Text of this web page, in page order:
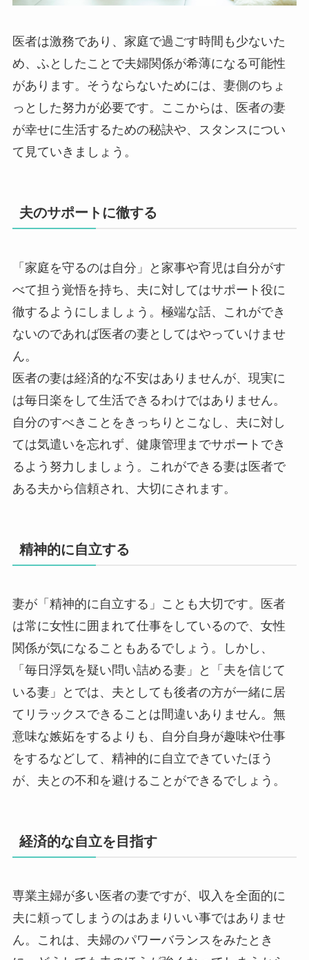
医者は激務であり、家庭で過ごす時間も少ないた
め、ふとしたことで夫婦関係が希薄になる可能性
があります。そうならないためには、妻側のちょ
っとした努力が必要です。ここからは、医者の妻
が幸せに生活するための秘訣や、スタンスについ
て見ていきましょう。
夫のサポートに徹する
「家庭を守るのは自分」と家事や育児は自分がす
べて担う覚悟を持ち、夫に対してはサポート役に
徹するようにしましょう。極端な話、これができ
ないのであれば医者の妻としてはやっていけませ
ん。
医者の妻は経済的な不安はありませんが、現実に
は毎日楽をして生活できるわけではありません。
自分のすべきことをきっちりとこなし、夫に対し
ては気遣いを忘れず、健康管理までサポートでき
るよう努力しましょう。これができる妻は医者で
ある夫から信頼され、大切にされます。
精神的に自立する
妻が「精神的に自立する」ことも大切です。医者
は常に女性に囲まれて仕事をしているので、女性
関係が気になることもあるでしょう。しかし、
「毎日浮気を疑い問い詰める妻」と「夫を信じて
いる妻」とでは、夫としても後者の方が一緒に居
てリラックスできることは間違いありません。無
意味な嫉妬をするよりも、自分自身が趣味や仕事
をするなどして、精神的に自立できていたほう
が、夫との不和を避けることができるでしょう。
経済的な自立を目指す
専業主婦が多い医者の妻ですが、収入を全面的に
夫に頼ってしまうのはあまりいい事ではありませ
ん。これは、夫婦のパワーバランスをみたとき